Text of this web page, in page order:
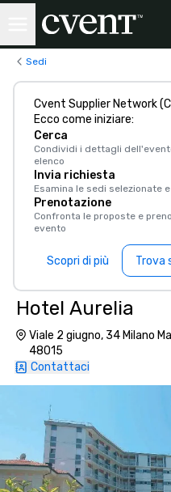
Sedi
Cvent Supplier Network
Ecco come iniziare:
Cerca
Condividi i dettagli
elenco
Invia richiesta
Esamina le sedi selezionate
Prenotazione
Confronta le proposte e
evento
Scopri di più Trova
Hotel Aurelia
Viale 2 giugno, 34 Milano
48015
Contattaci